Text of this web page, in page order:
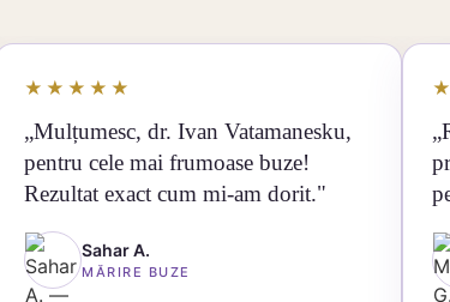
★★★★★
„Mulțumesc, dr. Ivan Vatamanesku,
pentru cele mai frumoase buze!
Rezultat exact cum mi-am dorit."
Sahar A.
MĂRIRE BUZE